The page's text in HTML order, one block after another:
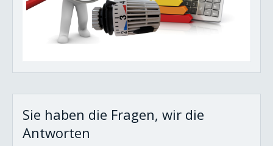
Sie haben die Fragen, wir die
Antworten